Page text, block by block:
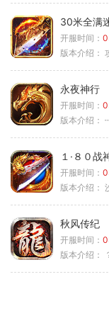
30米全满
开服时间：
版本介绍：
永夜神行
开服时间：
版本介绍：
１·８０战
开服时间：
版本介绍：
秋风传纪
开服时间：
版本介绍：